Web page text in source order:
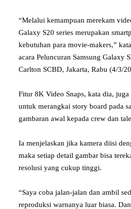
“Melalui kemampuan merekam
Galaxy S20 series merupakan
kebutuhan para movie-makers,”
acara Peluncuran Samsung Galaxy
Carlton SCBD, Jakarta, Rabu (4/3/
Fitur 8K Video Snaps, kata dia, juga
untuk merangkai story board pada
gambaran awal kepada crew dan
Ia menjelaskan jika kamera diisi
maka setiap detail gambar bisa
resolusi yang cukup tinggi.
“Saya coba jalan-jalan dan ambil
reproduksi warnanya luar biasa.